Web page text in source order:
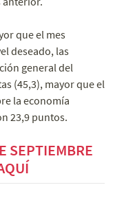
que el mes
deseado, las
general del
(45,3), mayor que el
la economía
23,9 puntos.
SEPTIEMBRE